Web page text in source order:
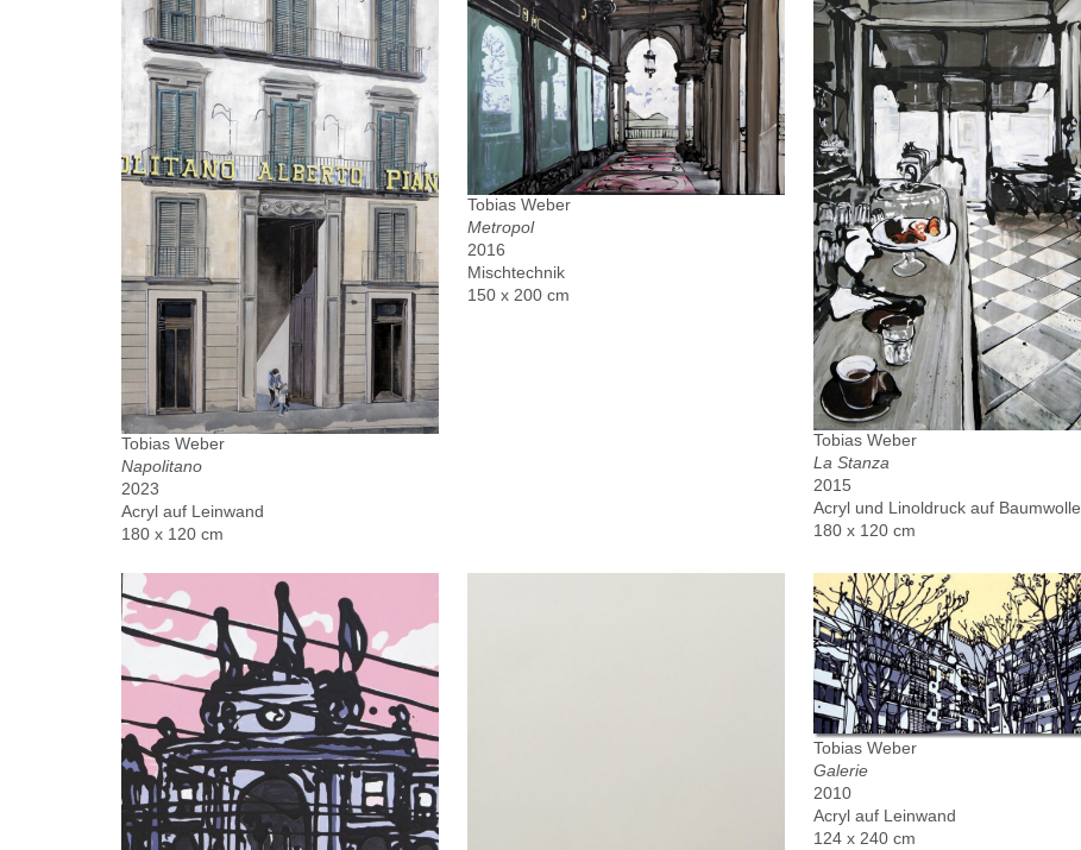
Tobias Weber
Napolitano
2023
Acryl auf Leinwand
180 x 120 cm
Tobias Weber
Metropol
2016
Mischtechnik
150 x 200 cm
Tobias Weber
La Stanza
2015
Acryl und Linoldruck auf Baumwolle
180 x 120 cm
Tobias Weber
Galerie
2010
Acryl auf Leinwand
124 x 240 cm